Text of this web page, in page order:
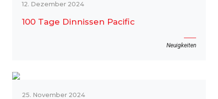
12. Dezember 2024
100 Tage Dinnissen Pacific
Neuigkeiten
25. November 2024